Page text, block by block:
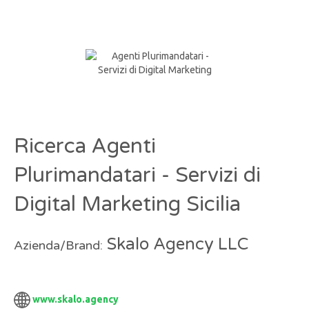
Ricerca Agenti
Plurimandatari - Servizi di
Digital Marketing Sicilia
Azienda/Brand: Skalo Agency LLC
www.skalo.agency